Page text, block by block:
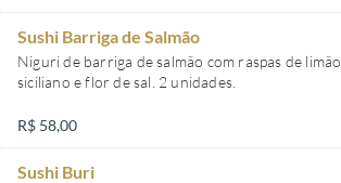
Sushi Barriga de Salmão
Niguri de barriga de salmão com raspas de limão
siciliano e flor de sal. 2 unidades.
R$ 58,00
Sushi Buri